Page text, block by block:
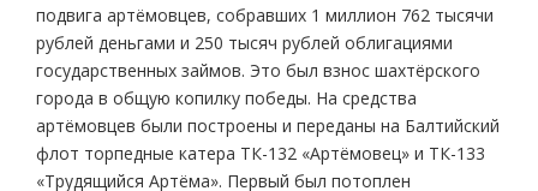
подвига артёмовцев, собравших 1 миллион 762 тысячи
рублей деньгами и 250 тысяч рублей облигациями
государственных займов. Это был взнос шахтёрского
города в общую копилку победы. На средства
артёмовцев были построены и переданы на Балтийский
флот торпедные катера ТК-132 «Артёмовец» и ТК-133
«Трудящийся Артёма». Первый был потоплен